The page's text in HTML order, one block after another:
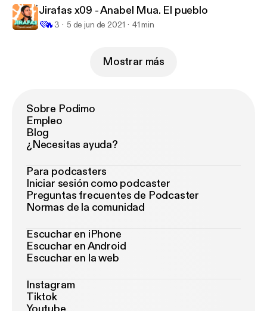
Jirafas x09 - Anabel Mua. El pueblo
💜🔥 3 5 de jun de 2021 41 min
Mostrar más
Sobre Podimo
Empleo
Blog
¿Necesitas ayuda?
Para podcasters
Iniciar sesión como podcaster
Preguntas frecuentes de Podcaster
Normas de la comunidad
Escuchar en iPhone
Escuchar en Android
Escuchar en la web
Instagram
Tiktok